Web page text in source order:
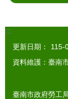
:::
更新日期：
115-
資料維護：臺南
臺南市政府勞工